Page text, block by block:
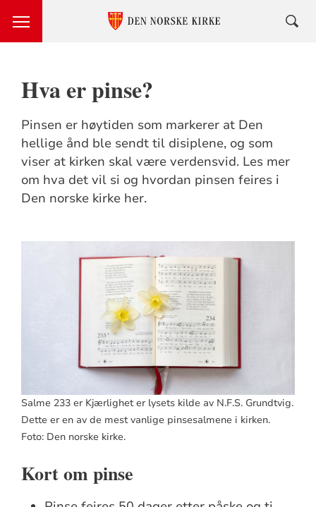
Hva er pinse?
Pinsen er høytiden som markerer at Den
hellige ånd ble sendt til disiplene, og som
viser at kirken skal være verdensvid. Les mer
om hva det vil si og hvordan pinsen feires i
Den norske kirke her.
Salme 233 er Kjærlighet er lysets kilde av N.F.S. Grundtvig.
Dette er en av de mest vanlige pinsesalmene i kirken.
Foto: Den norske kirke.
Kort om pinse